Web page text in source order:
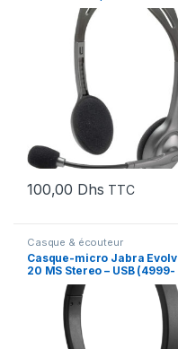
100,00 Dhs TTC
Casque & écouteur
Casque-micro Jabra
20 MS Stereo – USB (4999-
823-109)